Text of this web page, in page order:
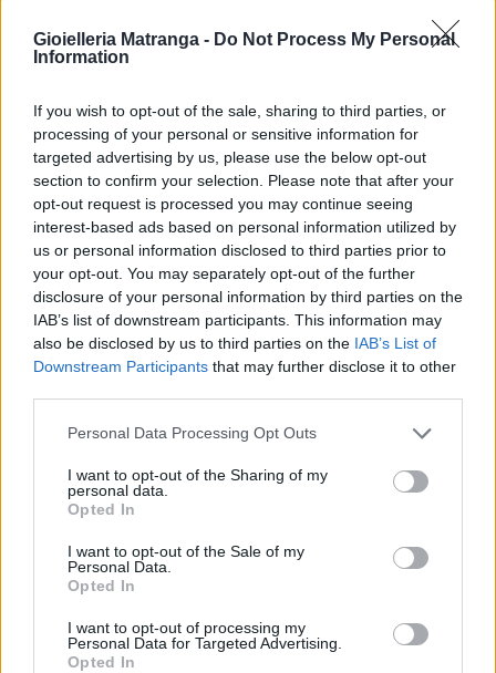
Gioielleria Matranga - Do Not Process My Personal
Information
If you wish to opt-out of the sale, sharing to third parties, or
processing of your personal or sensitive information for
targeted advertising by us, please use the below opt-out
section to confirm your selection. Please note that after your
opt-out request is processed you may continue seeing
interest-based ads based on personal information utilized by
us or personal information disclosed to third parties prior to
your opt-out. You may separately opt-out of the further
disclosure of your personal information by third parties on the
IAB’s list of downstream participants. This information may
also be disclosed by us to third parties on the IAB’s List of
Downstream Participants that may further disclose it to other
Please note that this website/app uses one or more Google
not limited to your visit or usage behaviour. You may click to
grant or deny consent to Google and its third-party tags to
use your data for below specified purposes in below Google
consent section.
Personal Data Processing Opt Outs
I want to opt-out of the Sharing of my
personal data.
Opted In
I want to opt-out of the Sale of my
Personal Data.
Opted In
I want to opt-out of processing my
Personal Data for Targeted Advertising.
Opted In
Politiche dei prezzi online
Caratteristiche Prodotto
iRef:93
Google
4.8
Basato su 410 reviews
Powered byLocalImpact
Garanzia di due annisui prodotti usati, verificati dal
nostro laboratorio di assistenza.
Spedizione gratuitaper ordini superiori a 150 euro.
Per maggiori dettagli consultate la nostra